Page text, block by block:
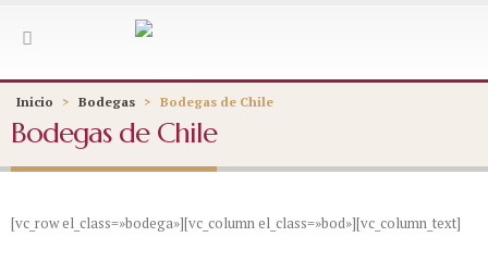
Inicio > Bodegas > Bodegas de Chile
Bodegas de Chile
[vc_row el_class=»bodega»][vc_column el_class=»bod»][vc_column_text]